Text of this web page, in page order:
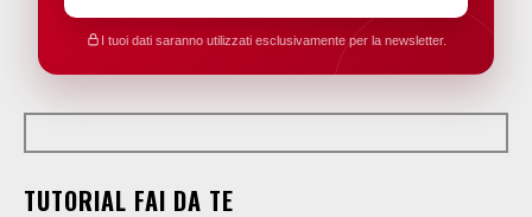
I tuoi dati saranno utilizzati esclusivamente per la newsletter.
TUTORIAL FAI DA TE